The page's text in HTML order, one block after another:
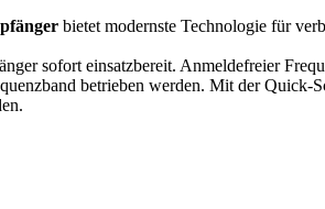
bietet modernste Technologie für
sofort einsatzbereit. Anmeldefreier
betrieben werden. Mit der Quick-